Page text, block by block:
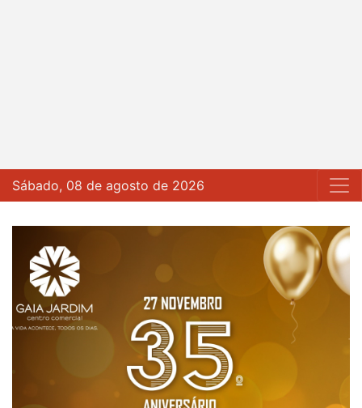
Sábado, 08 de agosto de 2026